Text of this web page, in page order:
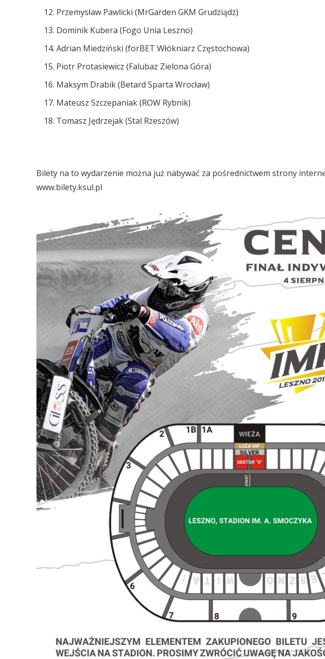
Przemysław Pawlicki (MrGarden GKM Grudziądz)
Dominik Kubera (Fogo Unia Leszno)
Adrian Miedziński (forBET Włókniarz Częstochowa)
Piotr Protasiewicz (Falubaz Zielona Góra)
Maksym Drabik (Betard Sparta Wrocław)
Mateusz Szczepaniak (ROW Rybnik)
Tomasz Jędrzejak (Stal Rzeszów)
Bilety na to wydarzenie można już nabywać za pośrednictwem strony
www.bilety.ksul.pl